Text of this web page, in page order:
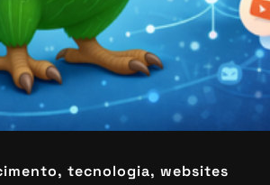
tecnologia, websites